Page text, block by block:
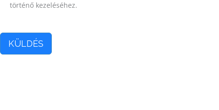
történő kezeléséhez.
KÜLDÉS